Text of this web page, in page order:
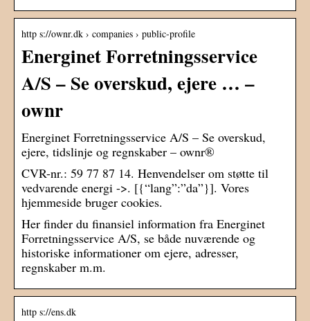
http s://ownr.dk › companies › public-profile
Energinet Forretningsservice
A/S – Se overskud, ejere … –
ownr
Energinet Forretningsservice A/S – Se overskud,
ejere, tidslinje og regnskaber – ownr®
CVR-nr.: 59 77 87 14. Henvendelser om støtte til
vedvarende energi ->. [{“lang”:”da”}]. Vores
hjemmeside bruger cookies.
Her finder du finansiel information fra Energinet
Forretningsservice A/S, se både nuværende og
historiske informationer om ejere, adresser,
regnskaber m.m.
http s://ens.dk